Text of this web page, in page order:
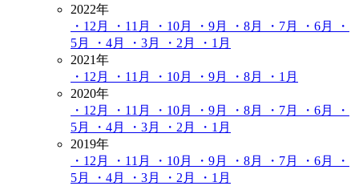
2022年
・12月
・11月 ・10月 ・9月 ・8月 ・7月 ・6月
・
5月
・4月 ・3月 ・2月
・1月
2021年
・12月
・11月 ・10月 ・9月 ・8月
・1月
2020年
・12月
・11月 ・10月 ・9月 ・8月 ・7月 ・6月
・
5月
・4月 ・3月 ・2月
・1月
2019年
・12月
・11月 ・10月 ・9月 ・8月 ・7月 ・6月
・
5月
・4月 ・3月 ・2月
・1月